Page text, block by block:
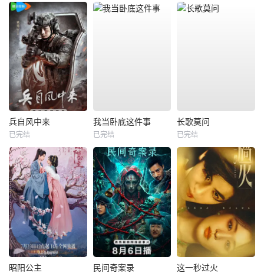
兵自风中来
已完结
我当卧底这件事
已完结
长歌莫问
已完结
昭阳公主 民间奇案录 这一秒过火